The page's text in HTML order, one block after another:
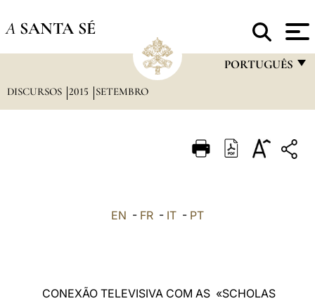
A SANTA SÉ
PORTUGUÊS
ITALIANO
DISCURSOS 2015 SETEMBRO
EN - FR - IT - PT
CONEXÃO TELEVISIVA COM AS «SCHOLAS